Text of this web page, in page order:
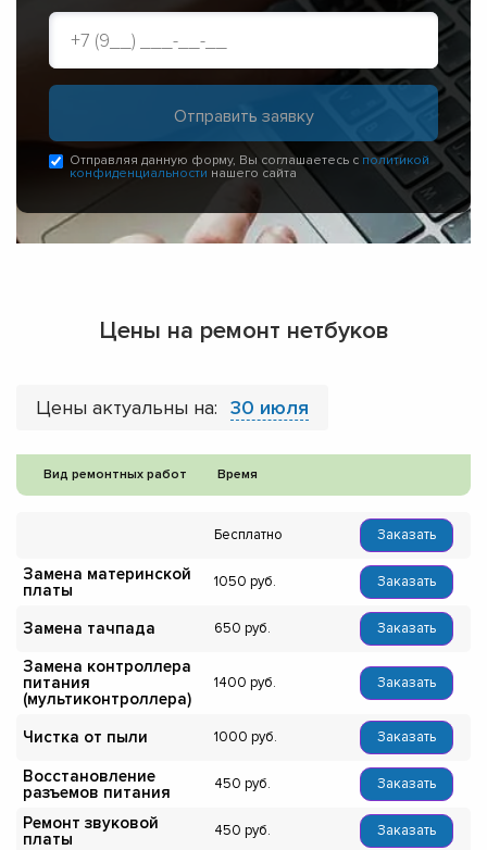
Отправляя данную форму, Вы соглашаетесь с политикой
конфиденциальности нашего сайта
Цены на ремонт нетбуков
Цены актуальны на: 30 июля
Вид ремонтных работ Время
Бесплатно Заказать
Замена материнской
платы
1050 Заказать
Замена тачпада 650 Заказать
Замена контроллера
питания
(мультиконтроллера)
1400 Заказать
Чистка от пыли 1000 Заказать
Восстановление
разъемов питания
450 Заказать
Ремонт звуковой
платы
450 Заказать